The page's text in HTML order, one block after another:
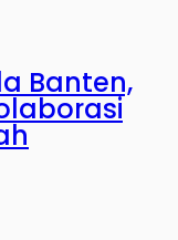
Banten,